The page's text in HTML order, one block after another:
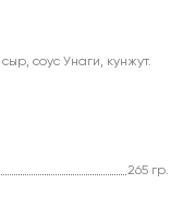
соус Унаги, кунжут.
265 гр.